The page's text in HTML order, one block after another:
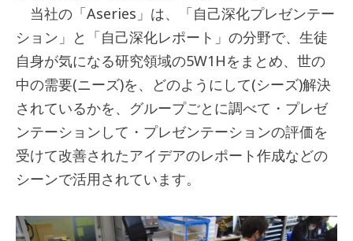
当社の「Aseries」は、「自己深化プレゼンテー
ション」と「自己深化レポート」の分野で、生徒
自身が気になる研究領域の5W1Hをまとめ、世の
中の需要(ニーズ)を、どのようにして(シーズ)解決
されているかを、グループごとに調べて・プレゼ
ンテーションして・プレゼンテーションの評価を
受けて改善されたアイデアのレポート作成などの
シーンで活用されています。